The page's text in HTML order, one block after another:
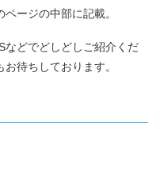
ージの中部に記載。
どでどしどしご紹介くだ
待ちしております。